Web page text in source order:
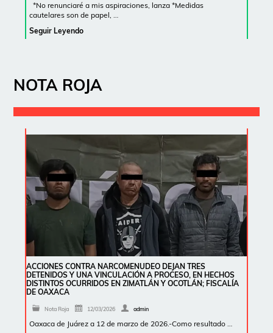
*No renunciaré a mis aspiraciones, lanza *Medidas
cautelares son de papel, …
Seguir Leyendo
NOTA ROJA
ACCIONES CONTRA NARCOMENUDEO DEJAN TRES
DETENIDOS Y UNA VINCULACIÓN A PROCESO, EN HECHOS
DISTINTOS OCURRIDOS EN ZIMATLÁN Y OCOTLÁN; FISCALÍA
DE OAXACA
Nota Roja 12/03/2026 admin
Oaxaca de Juárez a 12 de marzo de 2026.-Como resultado …